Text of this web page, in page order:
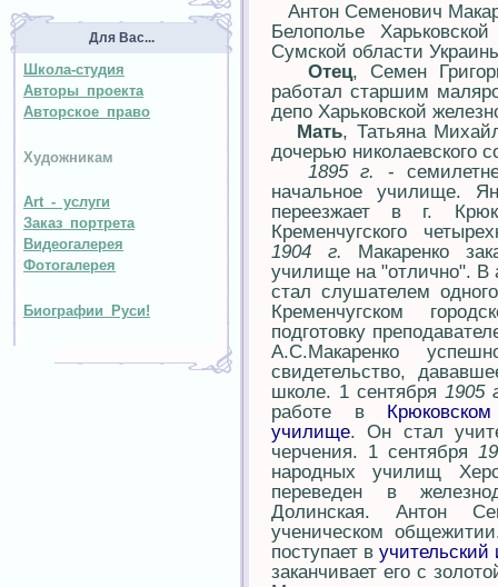
Для Вас...
Школа-студия
Авторы проекта
Авторское право
Художникам
Art - услуги
Заказ портрета
Видеогалерея
Фотогалерея
Биографии Руси!
Антон Семенович
Белополье
Сумской области
Отец, Семен
работал старшим
депо Харьковской
Мать, Татьяна
дочерью николаевского
1895 г.
-
начальное училище.
переезжает в г.
Кременчугского
1904 г. Макаренко
училище на "отлично". В
стал слушателем
Кременчугском
подготовку
А.С.Макаренко
свидетельство,
школе. 1 сентября1905
работе в
училище. Он стал
черчения. 1 сентября
народных училищ
переведен в
Долинская. Антон
ученическом
поступает в учительский
заканчивает его с